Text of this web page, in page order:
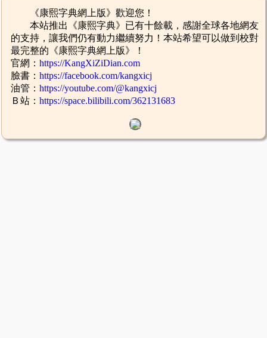
《康熙字典網上版》歡迎您！
本站推出《康熙字典》已有十餘載，感謝全球各地網友
的支持，讓我們仍有動力繼續努力！本站希望可以做到校對
最完整的《康熙字典網上版》！
官網：https://KangXiZiDian.com
臉書：https://facebook.com/kangxicj
油管：https://youtube.com/@kangxicj
Ｂ站：https://space.bilibili.com/362131683